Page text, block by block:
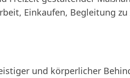
Einkaufen, Begleitung
und körperlicher